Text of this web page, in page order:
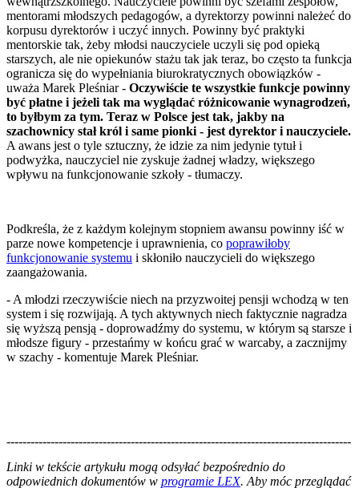
mentorami młodszych pedagogów, a dyrektorzy powinni należeć do
korpusu dyrektorów i uczyć innych. Powinny być praktyki
mentorskie tak, żeby młodsi nauczyciele uczyli się pod opieką
starszych, ale nie opiekunów stażu tak jak teraz, bo często ta funkcja
ogranicza się do wypełniania biurokratycznych obowiązków -
uważa Marek Pleśniar - Oczywiście te wszystkie funkcje powinny
być płatne i jeżeli tak ma wyglądać różnicowanie wynagrodzeń,
to byłbym za tym. Teraz w Polsce jest tak, jakby na
szachownicy stał król i same pionki - jest dyrektor i nauczyciele.
A awans jest o tyle sztuczny, że idzie za nim jedynie tytuł i
podwyżka, nauczyciel nie zyskuje żadnej władzy, większego
wpływu na funkcjonowanie szkoły - tłumaczy.
Podkreśla, że z każdym kolejnym stopniem awansu powinny iść w
parze nowe kompetencje i uprawnienia, co poprawiłoby
funkcjonowanie systemu i skłoniło nauczycieli do większego
zaangażowania.
- A młodzi rzeczywiście niech na przyzwoitej pensji wchodzą w ten
system i się rozwijają. A tych aktywnych niech faktycznie nagradza
się wyższą pensją - doprowadźmy do systemu, w którym są starsze i
młodsze figury - przestańmy w końcu grać w warcaby, a zacznijmy
w szachy - komentuje Marek Pleśniar.
--------------------------------------------------------------------------------------
Linki w tekście artykułu mogą odsyłać bezpośrednio do
odpowiednich dokumentów w programie LEX. Aby móc przeglądać